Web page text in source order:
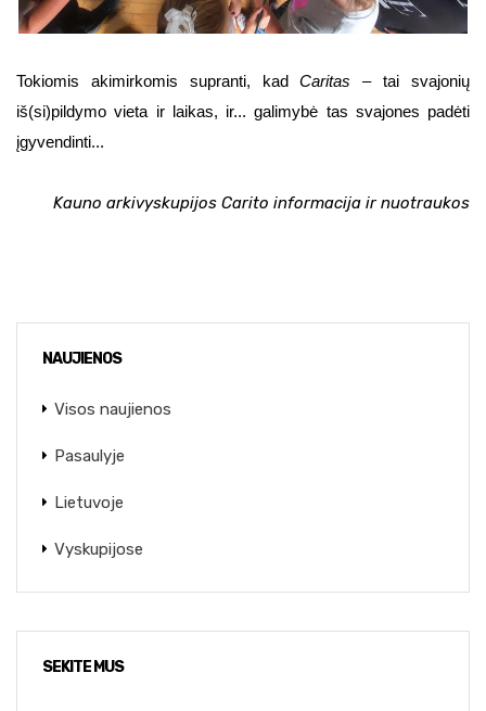
Tokiomis akimirkomis supranti, kadCaritas – tai svajonių
iš(si)pildymo vieta ir laikas, ir... galimybė tas svajones padėti
įgyvendinti...
Kauno arkivyskupijos Carito informacija ir nuotraukos
NAUJIENOS
Visos naujienos
Pasaulyje
Lietuvoje
Vyskupijose
SEKITE MUS